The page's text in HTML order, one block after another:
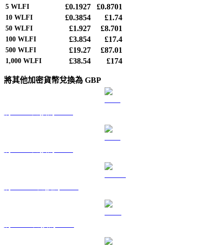
5 WLFI £0.1927 £0.8701
10 WLFI £0.3854 £1.74
50 WLFI £1.927 £8.701
100 WLFI £3.854 £17.4
500 WLFI £19.27 £87.01
1,000 WLFI £38.54 £174
將其他加密貨幣兌換為 GBP